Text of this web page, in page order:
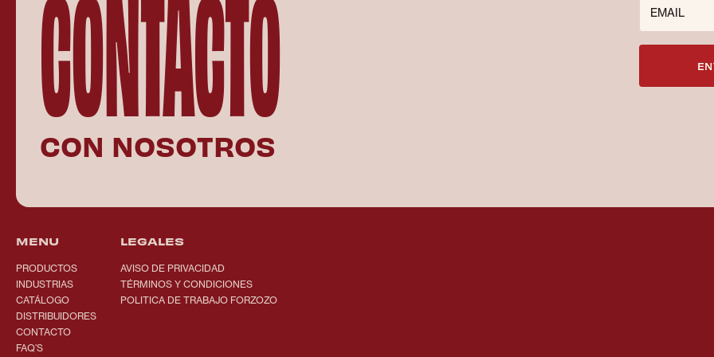
CONTACTO
CON NOSOTROS
EMAIL
MENU
PRODUCTOS
INDUSTRIAS
CATÁLOGO
DISTRIBUIDORES
CONTACTO
FAQ’S
LEGALES
AVISO DE PRIVACIDAD
TÉRMINOS Y CONDICIONES
POLITICA DE TRABAJO FORZOZO